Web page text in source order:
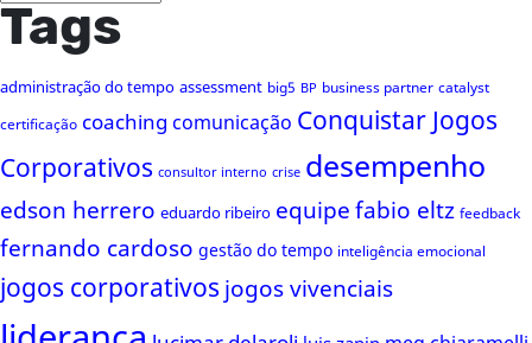
Tags
administração do tempo assessment big5 BP business partner catalyst
certificação coaching comunicação Conquistar Jogos
Corporativos consultor interno crise desempenho
edson herrero eduardo ribeiro equipefabio eltz feedback
fernando cardoso gestão do tempo inteligência emocional
jogos corporativos jogos vivenciais